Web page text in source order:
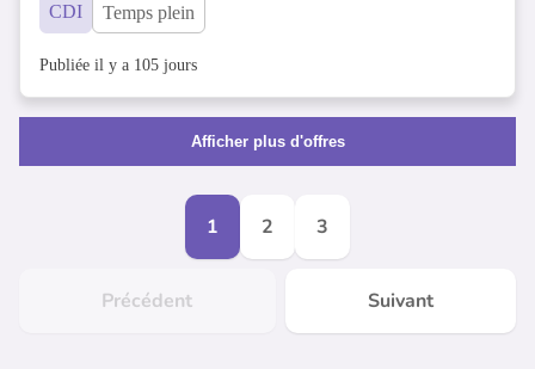
CDI Temps plein
Publiée il y a 105 jours
Afficher plus d'offres
1 2 3
Précédent Suivant